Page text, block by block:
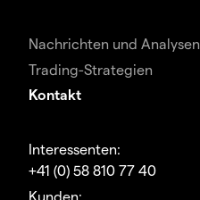
Nachrichten und Analysen
Trading-Strategien
Kontakt
Interessenten:
+41 (0) 58 810 77 40
Kunden: